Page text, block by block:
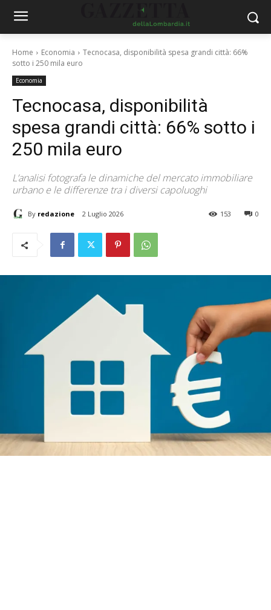
Home Economia
Tecnocasa, disponibilità spesa grandi città: 66%
sotto i 250 mila euro
Economia
Tecnocasa, disponibilità
spesa grandi città: 66% sotto i
250 mila euro
L’analisi fotografa le dinamiche del mercato immobiliare
urbano e le differenze tra i diversi capoluoghi
By redazione 2 Luglio 2026 0
153